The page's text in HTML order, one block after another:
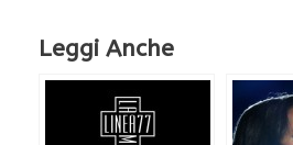
Leggi Anche